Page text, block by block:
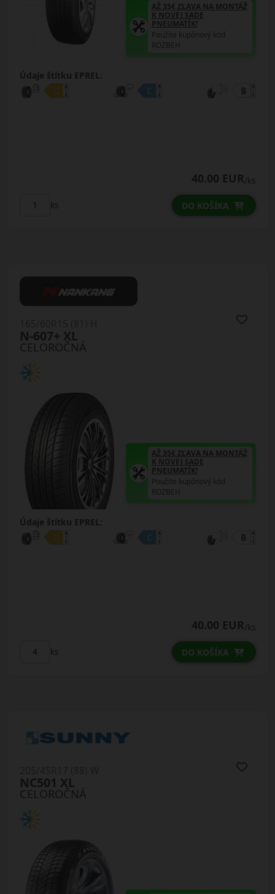
AŽ 35€ ZĽAVA NA MONTÁŽ
K NOVEJ SADE
PNEUMATÍK!
Použite kupónový kód
ROZBEH
Údaje štítku EPREL:
40.00 EUR/ks
ks DO KOŠÍKA
CELOROČNÁ
N-607+ XL
AŽ 35€ ZĽAVA NA MONTÁŽ
K NOVEJ SADE
PNEUMATÍK!
Použite kupónový kód
ROZBEH
Údaje štítku EPREL:
40.00 EUR/ks
ks DO KOŠÍKA
CELOROČNÁ
NC501 XL